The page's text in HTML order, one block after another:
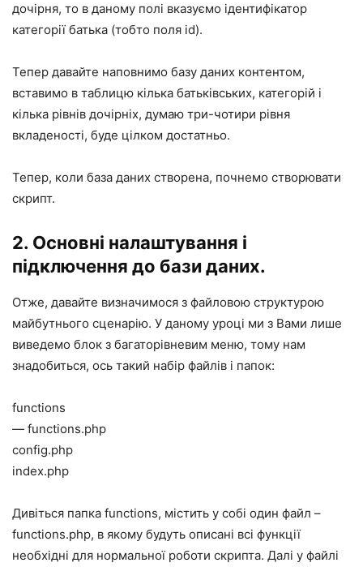
дочірня, то в даному полі вказуємо ідентифікатор
категорії батька (тобто поля id).
Тепер давайте наповнимо базу даних контентом,
вставимо в таблицю кілька батьківських, категорій і
кілька рівнів дочірніх, думаю три-чотири рівня
вкладеності, буде цілком достатньо.
Тепер, коли база даних створена, почнемо створювати
скрипт.
2. Основні налаштування і
підключення до бази даних.
Отже, давайте визначимося з файловою структурою
майбутнього сценарію. У даному уроці ми з Вами лише
виведемо блок з багаторівневим меню, тому нам
знадобиться, ось такий набір файлів і папок:
functions
— functions.php
config.php
index.php
Дивіться папка functions, містить у собі один файл –
functions.php, в якому будуть описані всі функції
необхідні для нормальної роботи скрипта. Далі у файлі